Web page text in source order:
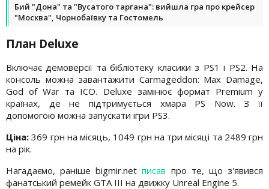
Бий "Дона" та "Вусатого таргана": вийшла гра про крейсер
"Москва", Чорнобаївку та Гостомель
План Deluxe
Включає демоверсії та бібліотеку класики з PS1 і PS2. На
консоль можна завантажити Carmageddon: Max Damage,
God of War та ICO. Deluxe замінює формат Premium у
країнах, де не підтримується хмара PS Now. З її
допомогою можна запускати ігри PS3.
Ціна: 369 грн на місяць, 1049 грн на три місяці та 2489 грн
на рік.
Нагадаємо, раніше bigmir.netписав про те, що з'явився
фанатський ремейк GTA III на движку Unreal Engine 5.